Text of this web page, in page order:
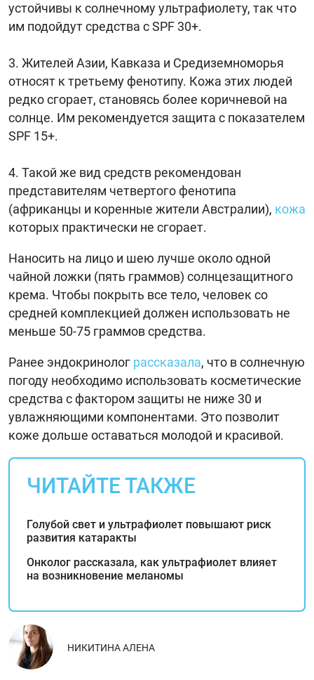
устойчивы к солнечному ультрафиолету, так что
им подойдут средства с SPF 30+.
Жителей Азии, Кавказа и Средиземноморья
относят к третьему фенотипу. Кожа этих людей
редко сгорает, становясь более коричневой на
солнце. Им рекомендуется защита с показателем
SPF 15+.
Такой же вид средств рекомендован
представителям четвертого фенотипа
(африканцы и коренные жители Австралии), кожа
которых практически не сгорает.
Наносить на лицо и шею лучше около одной
чайной ложки (пять граммов) солнцезащитного
крема. Чтобы покрыть все тело, человек со
средней комплекцией должен использовать не
меньше 50-75 граммов средства.
Ранее эндокринолог рассказала, что в солнечную
погоду необходимо использовать косметические
средства с фактором защиты не ниже 30 и
увлажняющими компонентами. Это позволит
коже дольше оставаться молодой и красивой.
ЧИТАЙТЕ ТАКЖЕ
Голубой свет и ультрафиолет повышают риск
развития катаракты
Онколог рассказала, как ультрафиолет влияет
на возникновение меланомы
НИКИТИНА АЛЕНА